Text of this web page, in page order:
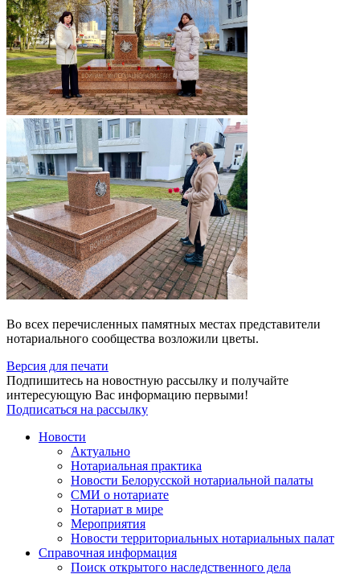
Во всех перечисленных памятных местах представители
нотариального сообщества возложили цветы.
Версия для печати
Подпишитесь на новостную рассылку и получайте
интересующую Вас информацию первыми!
Подписаться на рассылку
Новости
Актуально
Нотариальная практика
Новости Белорусской нотариальной палаты
СМИ о нотариате
Нотариат в мире
Мероприятия
Новости территориальных нотариальных палат
Справочная информация
Поиск открытого наследственного дела